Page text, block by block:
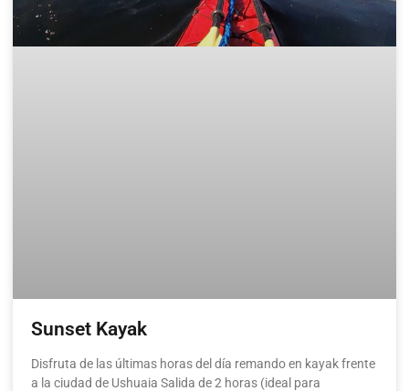
Sunset Kayak
Disfruta de las últimas horas del día remando en kayak frente
a la ciudad de Ushuaia Salida de 2 horas (ideal para